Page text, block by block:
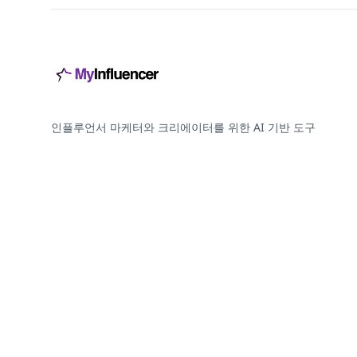
인플루언서 마케터와 크리에이터를 위한 AI 기반 도구